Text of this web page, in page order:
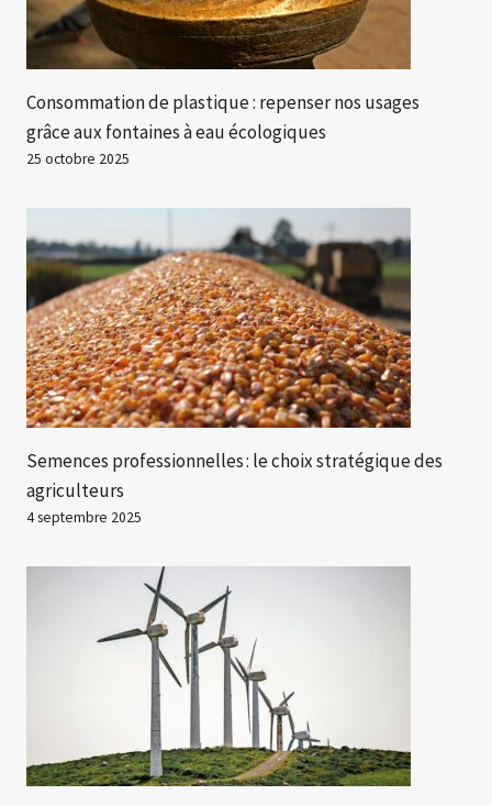
Consommation de plastique : repenser nos usages
grâce aux fontaines à eau écologiques
25 octobre 2025
Semences professionnelles : le choix stratégique des
agriculteurs
4 septembre 2025